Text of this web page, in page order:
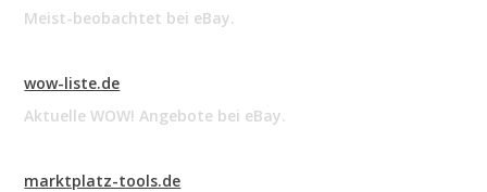
Meist-beobachtet bei eBay.
wow-liste.de
Aktuelle WOW! Angebote bei eBay.
marktplatz-tools.de